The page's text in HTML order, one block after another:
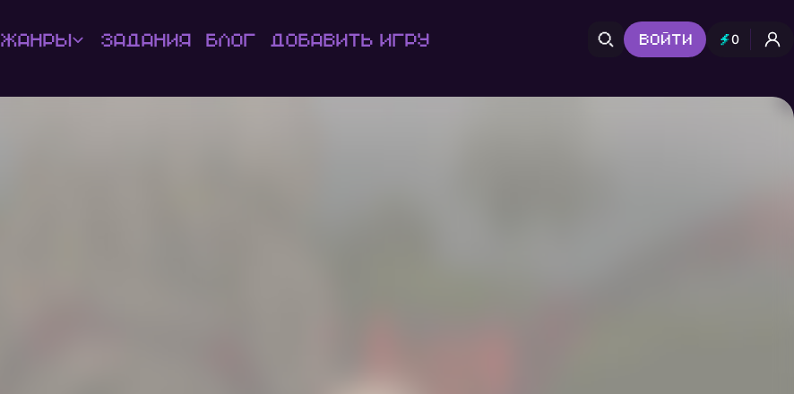
Жанры Задания Блог Добавить игру Войти 0